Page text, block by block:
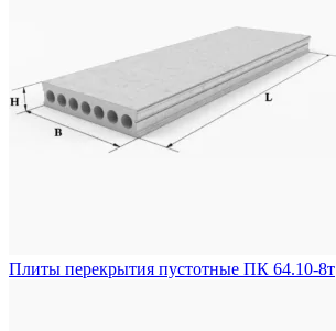
Плиты перекрытия пустотные ПК 64.10-8т